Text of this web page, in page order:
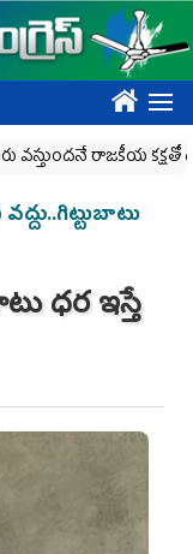
????
రాజకీయ కక్షతో దిశ
ధ‌ర ఇస్తే